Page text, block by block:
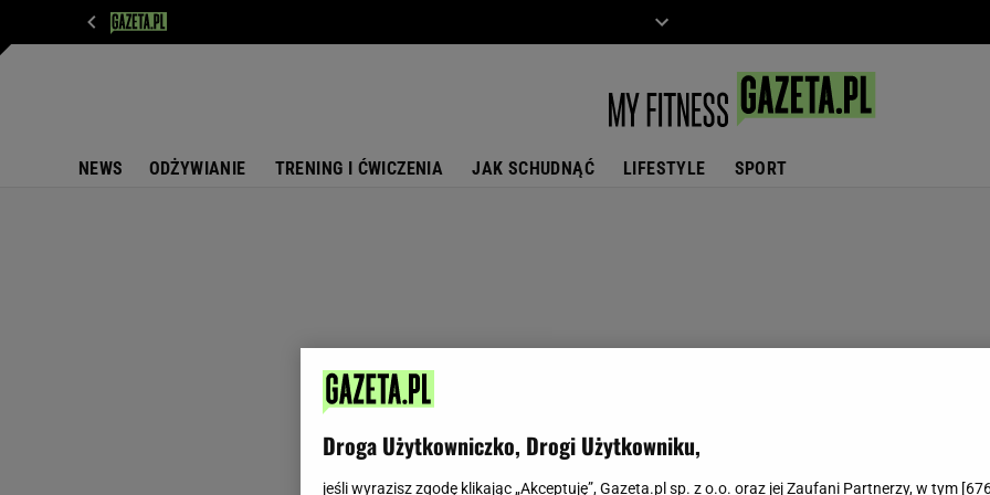
NEWS ODŻYWIANIE TRENING I ĆWICZENIA JAK SCHUDNĄĆ LIFESTYLE SPORT
Droga Użytkowniczko, Drogi Użytkowniku,
jeśli wyrazisz zgodę klikając „Akceptuję”, Gazeta.pl sp. z o.o. oraz jej Zaufani Partnerzy, w tym [